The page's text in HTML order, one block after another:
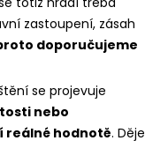
zastoupení, zásah
doporučujeme
se projevuje
nebo
reálné hodnotě. Děje